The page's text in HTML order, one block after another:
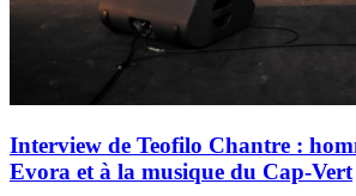
Interview de Teofilo Chantre :
Evora et à la musique du Cap-Vert